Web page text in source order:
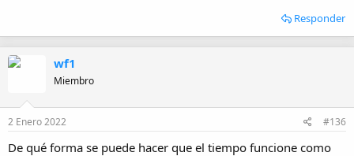
Responder
wf1
Miembro
2 Enero 2022 #136
De qué forma se puede hacer que el tiempo funcione como